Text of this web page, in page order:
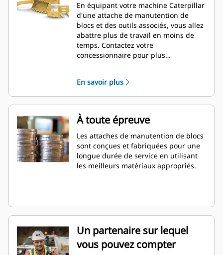
En équipant votre machine Caterpillar
d'une attache de manutention de
blocs et des outils associés, vous allez
abattre plus de travail en moins de
temps. Contactez votre
concessionnaire pour plus
En savoir plus
À toute épreuve
Les attaches de manutention de blocs
sont conçues et fabriquées pour une
longue durée de service en utilisant
les meilleurs matériaux appropriés.
Un partenaire sur lequel
vous pouvez compter